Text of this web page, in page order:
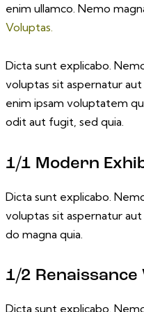
enim ullamco. Nemo
Voluptas.
Dicta sunt explicabo.
voluptas sit aspernatur
enim ipsam voluptatem
odit aut fugit, sed quia.
1/1 Modern
Dicta sunt explicabo.
voluptas sit aspernatur
do magna quia.
1/2 Renaissance
Dicta sunt explicabo.